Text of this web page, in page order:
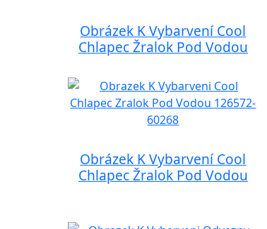
Obrázek K Vybarvení Cool
Chlapec Žralok Pod Vodou
Obrázek K Vybarvení Cool
Chlapec Žralok Pod Vodou